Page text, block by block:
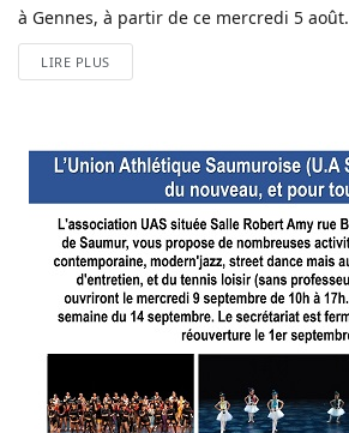
à Gennes, à partir de ce mercredi 5 août.
LIRE PLUS